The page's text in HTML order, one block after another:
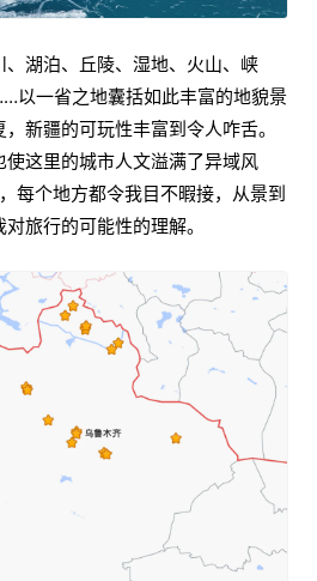
湖泊、丘陵、湿地、火山、峡
以一省之地囊括如此丰富的地貌景
新疆的可玩性丰富到令人咋舌。
这里的城市人文溢满了异域风
每个地方都令我目不暇接，从景到
旅行的可能性的理解。